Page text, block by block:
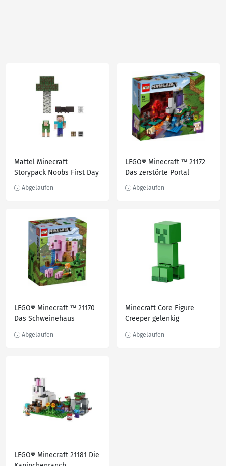
Mattel Minecraft
Storypack Noobs First Day
LEGO® Minecraft ™ 21172
Das zerstörte Portal
LEGO® Minecraft ™ 21170
Das Schweinehaus
Minecraft Core Figure
Creeper gelenkig
Endportal Sammler
LEGO® Minecraft 21181 Die